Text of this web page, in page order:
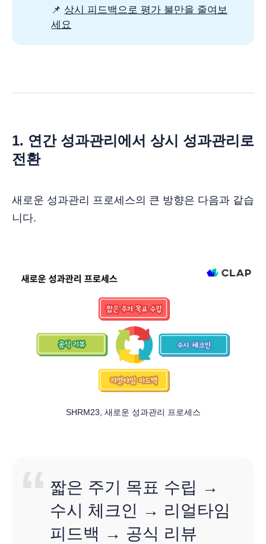
📌 상시 피드백으로 평가 불만을 줄여보
세요
1. 연간 성과관리에서 상시 성과관리로
전환
새로운 성과관리 프로세스의 큰 방향은 다음과 같습
니다.
SHRM23, 새로운 성과관리 프로세스
짧은 주기 목표 수립 →
수시 체크인 → 리얼타임
피드백 → 공식 리뷰